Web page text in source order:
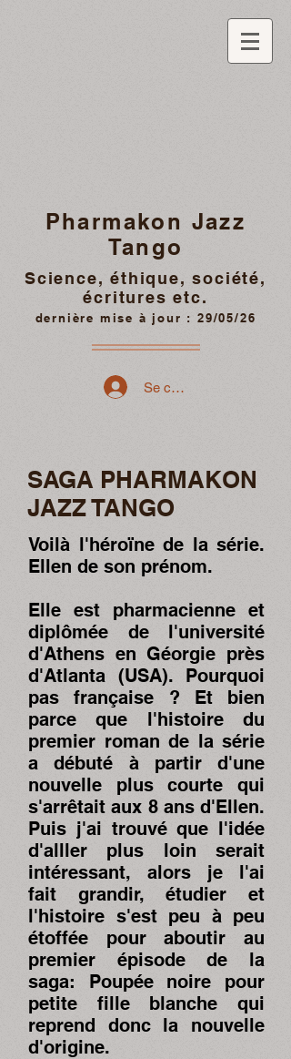
Pharmakon Jazz
Tango
Science, éthique, société,
écritures etc.
dernière mise à jour : 29/05/26
Se connecter
SAGA PHARMAKON
JAZZ TANGO
Voilà l'héroïne de la série.
Ellen de son prénom.
Elle est pharmacienne et
diplômée de l'université
d'Athens en Géorgie près
d'Atlanta (USA). Pourquoi
pas française ? Et bien
parce que l'histoire du
premier roman de la série
a débuté à partir d'une
nouvelle plus courte qui
s'arrêtait aux 8 ans d'Ellen.
Puis j'ai trouvé que l'idée
d'alller plus loin serait
intéressant, alors je l'ai
fait grandir, étudier et
l'histoire s'est peu à peu
étoffée pour aboutir au
premier épisode de la
saga: Poupée noire pour
petite fille blanche qui
reprend donc la nouvelle
d'origine.